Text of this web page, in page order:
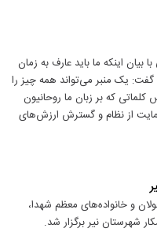
بیان اینکه ما باید عارف به زمان
گفت: یک منبر می‌تواند همه چیز را
کلماتی که بر زبان ما روحانیون
از نظام و گسترش ارزش‌های
و خانواده‌های معظم شهدا،
شهرستان نیر برگزار شد.